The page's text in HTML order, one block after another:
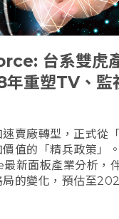
台系雙虎
重塑TV、監
供需版圖
賣廠轉型，正式從
值的「精兵政策」
新面板產業分析，
的變化，預估至
，在液晶筆電面板的